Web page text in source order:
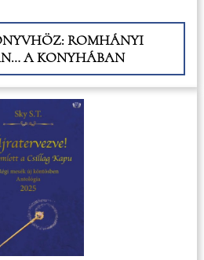
ROMHÁNYI
A KONYHÁBAN